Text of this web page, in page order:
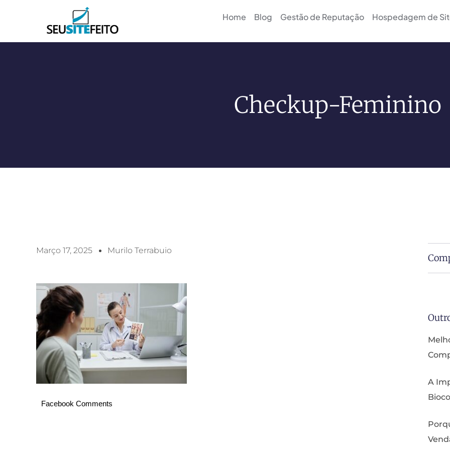
Home Blog Gestão de Reputação Hospedagem de
Checkup-Feminino
Março 17, 2025 Murilo Terrabuio
Facebook Comments
A